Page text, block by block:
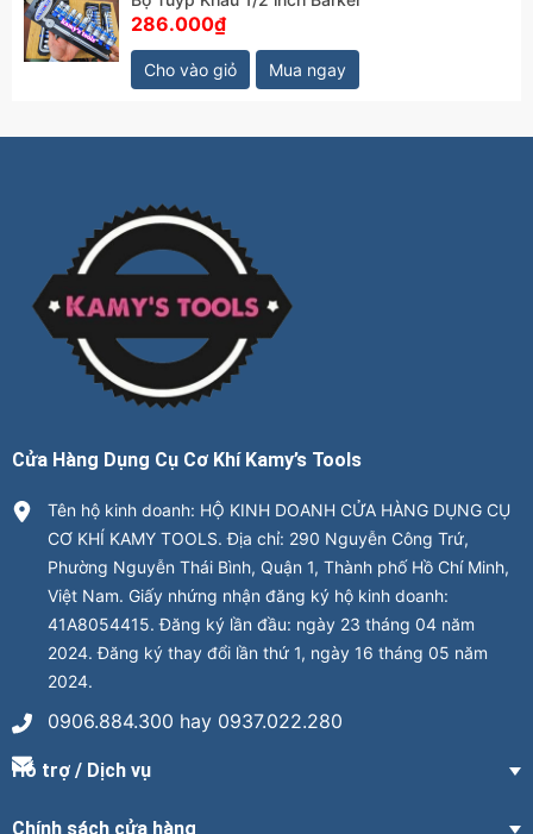
286.000₫
Cho vào giỏ Mua ngay
Cửa Hàng Dụng Cụ Cơ Khí Kamy’s Tools
Tên hộ kinh doanh: HỘ KINH DOANH CỬA HÀNG DỤNG CỤ
CƠ KHÍ KAMY TOOLS. Địa chỉ: 290 Nguyễn Công Trứ,
Phường Nguyễn Thái Bình, Quận 1, Thành phố Hồ Chí Minh,
Việt Nam. Giấy nhứng nhận đăng ký hộ kinh doanh:
41A8054415. Đăng ký lần đầu: ngày 23 tháng 04 năm
2024. Đăng ký thay đổi lần thứ 1, ngày 16 tháng 05 năm
2024.
0906.884.300 hay 0937.022.280
Hỗ trợ / Dịch vụ
Chính sách cửa hàng